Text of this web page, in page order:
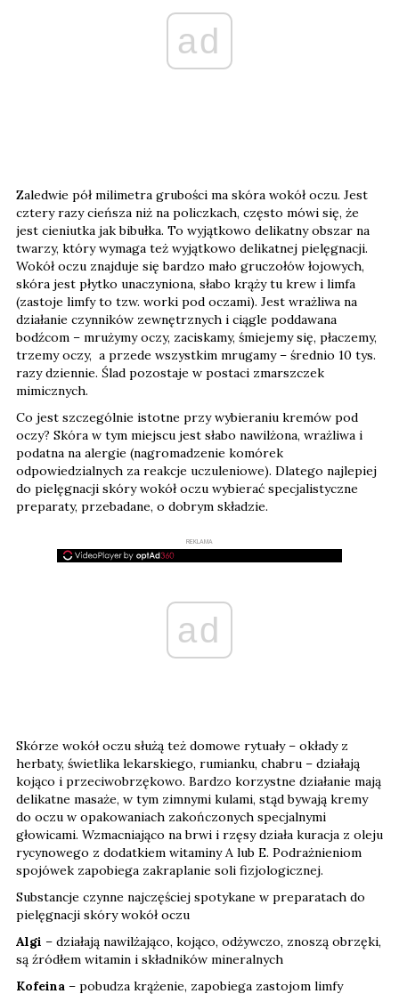
ad
Zaledwie pół milimetra grubości ma skóra wokół oczu. Jest
cztery razy cieńsza niż na policzkach, często mówi się, że
jest cieniutka jak bibułka. To wyjątkowo delikatny obszar na
twarzy, który wymaga też wyjątkowo delikatnej pielęgnacji.
Wokół oczu znajduje się bardzo mało gruczołów łojowych,
skóra jest płytko unaczyniona, słabo krąży tu krew i limfa
(zastoje limfy to tzw. worki pod oczami). Jest wrażliwa na
działanie czynników zewnętrznych i ciągle poddawana
bodźcom – mrużymy oczy, zaciskamy, śmiejemy się, płaczemy,
trzemy oczy, a przede wszystkim mrugamy – średnio 10 tys.
razy dziennie. Ślad pozostaje w postaci zmarszczek
mimicznych.
Co jest szczególnie istotne przy wybieraniu kremów pod
oczy? Skóra w tym miejscu jest słabo nawilżona, wrażliwa i
podatna na alergie (nagromadzenie komórek
odpowiedzialnych za reakcje uczuleniowe). Dlatego najlepiej
do pielęgnacji skóry wokół oczu wybierać specjalistyczne
preparaty, przebadane, o dobrym składzie.
REKLAMA
ad
Skórze wokół oczu służą też domowe rytuały – okłady z
herbaty, świetlika lekarskiego, rumianku, chabru – działają
kojąco i przeciwobrzękowo. Bardzo korzystne działanie mają
delikatne masaże, w tym zimnymi kulami, stąd bywają kremy
do oczu w opakowaniach zakończonych specjalnymi
głowicami. Wzmacniająco na brwi i rzęsy działa kuracja z oleju
rycynowego z dodatkiem witaminy A lub E. Podrażnieniom
spojówek zapobiega zakraplanie soli fizjologicznej.
Substancje czynne najczęściej spotykane w preparatach do
pielęgnacji skóry wokół oczu
Algi – działają nawilżająco, kojąco, odżywczo, znoszą obrzęki,
są źródłem witamin i składników mineralnych
Kofeina – pobudza krążenie, zapobiega zastojom limfy